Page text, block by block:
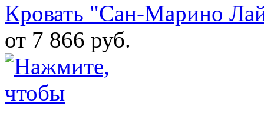
Кровать "Сан-Марино
от 7 866 руб.